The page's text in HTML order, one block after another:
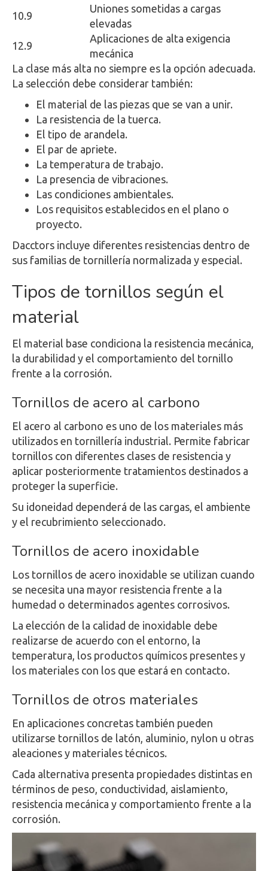
10.9
Uniones sometidas a cargas
elevadas
12.9
Aplicaciones de alta exigencia
mecánica
La clase más alta no siempre es la opción adecuada.
La selección debe considerar también:
El material de las piezas que se van a unir.
La resistencia de la tuerca.
El tipo de arandela.
El par de apriete.
La temperatura de trabajo.
La presencia de vibraciones.
Las condiciones ambientales.
Los requisitos establecidos en el plano o
proyecto.
Dacctors incluye diferentes resistencias dentro de
sus familias de tornillería normalizada y especial.
Tipos de tornillos según el
material
El material base condiciona la resistencia mecánica,
la durabilidad y el comportamiento del tornillo
frente a la corrosión.
Tornillos de acero al carbono
El acero al carbono es uno de los materiales más
utilizados en tornillería industrial. Permite fabricar
tornillos con diferentes clases de resistencia y
aplicar posteriormente tratamientos destinados a
proteger la superficie.
Su idoneidad dependerá de las cargas, el ambiente
y el recubrimiento seleccionado.
Tornillos de acero inoxidable
Los tornillos de acero inoxidable se utilizan cuando
se necesita una mayor resistencia frente a la
humedad o determinados agentes corrosivos.
La elección de la calidad de inoxidable debe
realizarse de acuerdo con el entorno, la
temperatura, los productos químicos presentes y
los materiales con los que estará en contacto.
Tornillos de otros materiales
En aplicaciones concretas también pueden
utilizarse tornillos de latón, aluminio, nylon u otras
aleaciones y materiales técnicos.
Cada alternativa presenta propiedades distintas en
términos de peso, conductividad, aislamiento,
resistencia mecánica y comportamiento frente a la
corrosión.